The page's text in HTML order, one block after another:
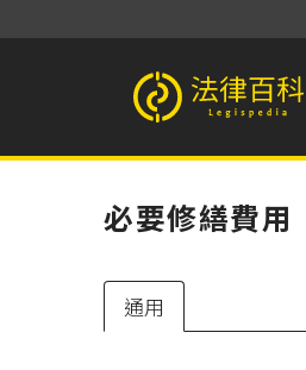
法律百科 Legispedia
必要修繕費用
通用